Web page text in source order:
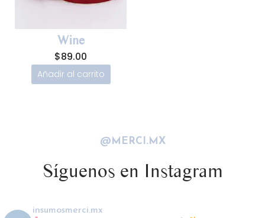
Wine
$89.00
Añadir al carrito
@MERCI.MX
Síguenos en Instagram
insumosmerci.mx